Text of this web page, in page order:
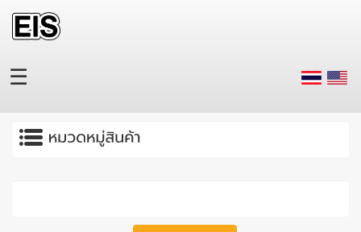
Skip to main content
☰